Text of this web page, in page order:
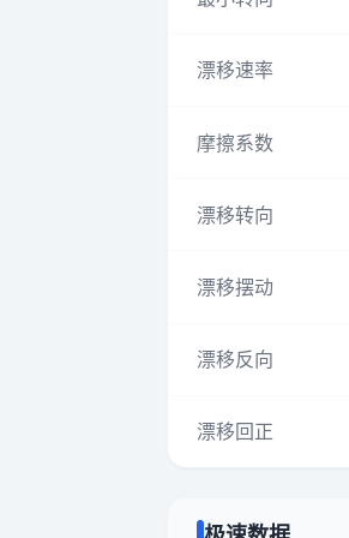
漂移速率
摩擦系数
漂移转向
漂移摆动
漂移反向
漂移回正